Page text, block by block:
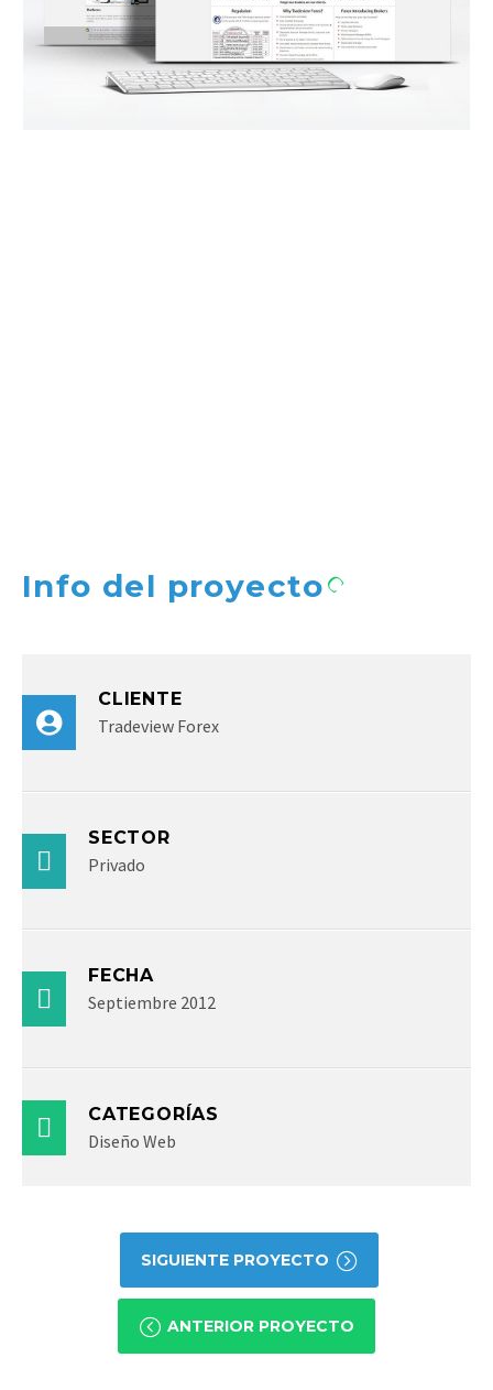
Info del proyecto
CLIENTE
Tradeview Forex
SECTOR
Privado
FECHA
Septiembre 2012
CATEGORÍAS
Diseño Web
SIGUIENTE PROYECTO
ANTERIOR PROYECTO